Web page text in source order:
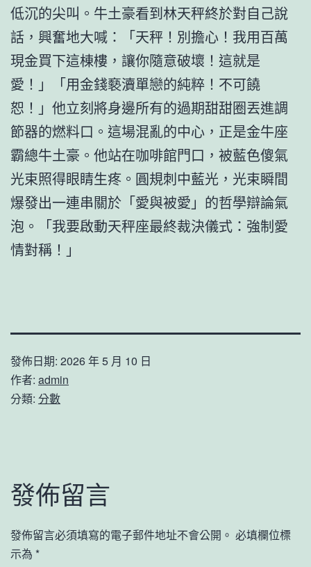
低沉的尖叫。牛土豪看到林天秤終於對自己說
話，興奮地大喊：「天秤！別擔心！我用百萬
現金買下這棟樓，讓你隨意破壞！這就是
愛！」「用金錢褻瀆單戀的純粹！不可饒
恕！」他立刻將身邊所有的過期甜甜圈丟進調
節器的燃料口。這場混亂的中心，正是金牛座
霸總牛土豪。他站在咖啡館門口，被藍色傻氣
光束照得眼睛生疼。圓規刺中藍光，光束瞬間
爆發出一連串關於「愛與被愛」的哲學辯論氣
泡。「我要啟動天秤座最終裁決儀式：強制愛
情對稱！」
發佈日期: 2026 年 5 月 10 日
作者: admin
分類: 分數
發佈留言
發佈留言必須填寫的電子郵件地址不會公開。 必填欄位標
示為 *